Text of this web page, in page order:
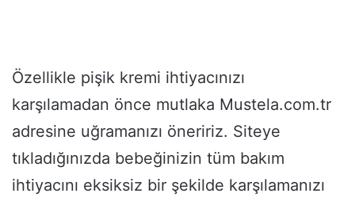
Özellikle pişik kremi ihtiyacınızı
karşılamadan önce mutlaka Mustela.com.tr
adresine uğramanızı öneririz. Siteye
tıkladığınızda bebeğinizin tüm bakım
ihtiyacını eksiksiz bir şekilde karşılamanızı